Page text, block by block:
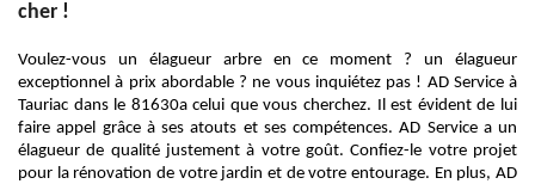
cher !
Voulez-vous un élagueur arbre en ce moment ? un élagueur
exceptionnel à prix abordable ? ne vous inquiétez pas ! AD Service à
Tauriac dans le 81630a celui que vous cherchez. Il est évident de lui
faire appel grâce à ses atouts et ses compétences. AD Service a un
élagueur de qualité justement à votre goût. Confiez-le votre projet
pour la rénovation de votre jardin et de votre entourage. En plus, AD